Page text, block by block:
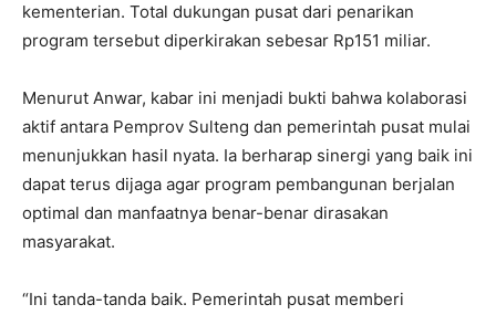
kementerian. Total dukungan pusat dari penarikan
program tersebut diperkirakan sebesar Rp151 miliar.
Menurut Anwar, kabar ini menjadi bukti bahwa kolaborasi
aktif antara Pemprov Sulteng dan pemerintah pusat mulai
menunjukkan hasil nyata. Ia berharap sinergi yang baik ini
dapat terus dijaga agar program pembangunan berjalan
optimal dan manfaatnya benar-benar dirasakan
masyarakat.
“Ini tanda-tanda baik. Pemerintah pusat memberi